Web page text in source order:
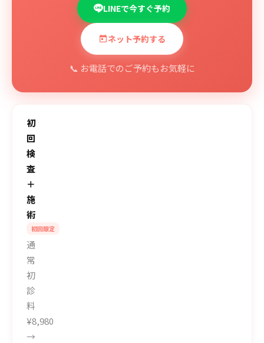
LINEで今すぐ予約
ネット予約する
📞 お電話でのご予約もお気軽に
初
回
検
査
＋
施
術
初回限定
通
常
初
診
料
¥8,980
→